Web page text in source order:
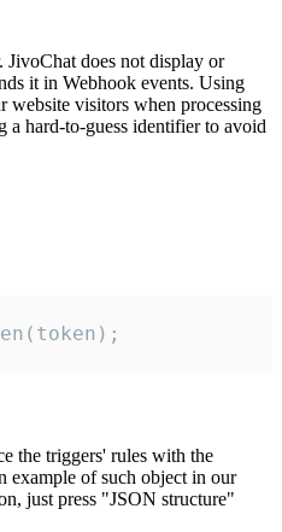
JivoChat does not display or
it in Webhook events. Using
website visitors when processing
a hard-to-guess identifier to avoid
the triggers' rules with the
example of such object in our
just press "JSON structure"